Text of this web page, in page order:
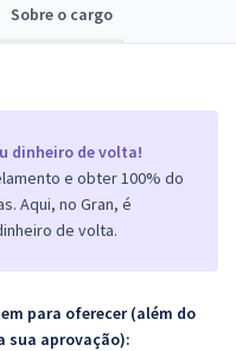
Sobre o cargo
dinheiro de volta!
e obter 100% do
Aqui, no Gran, é
de volta.
para oferecer (além do
sua aprovação):